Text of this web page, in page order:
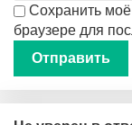
Сохранить
браузере для